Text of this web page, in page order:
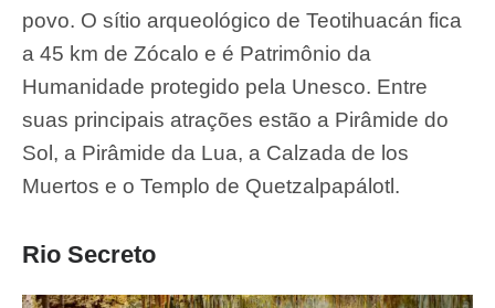
povo. O sítio arqueológico de Teotihuacán fica
a 45 km de Zócalo e é Patrimônio da
Humanidade protegido pela Unesco. Entre
suas principais atrações estão a Pirâmide do
Sol, a Pirâmide da Lua, a Calzada de los
Muertos e o Templo de Quetzalpapálotl.
Rio Secreto